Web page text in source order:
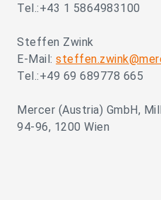
Tel.:+43 1 5864983100
Steffen Zwink
E-Mail:
Tel.:+49 69 689778 665
Mercer (Austria) GmbH,
94-96, 1200 Wien